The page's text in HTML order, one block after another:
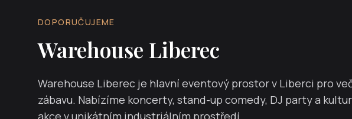
DOPORUČUJEME
Warehouse Liberec
Warehouse Liberec je hlavní eventový prostor v Liberci pro
zábavu. Nabízíme koncerty, stand-up comedy, DJ party a